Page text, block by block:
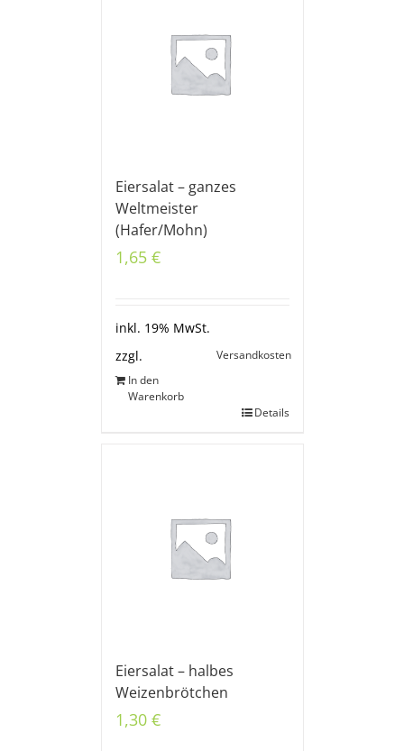
Eiersalat – ganzes
Weltmeister
(Hafer/Mohn)
1,65 €
inkl. 19% MwSt.
zzgl.
Versandkosten
In den
Warenkorb
Details
Eiersalat – halbes
Weizenbrötchen
1,30 €